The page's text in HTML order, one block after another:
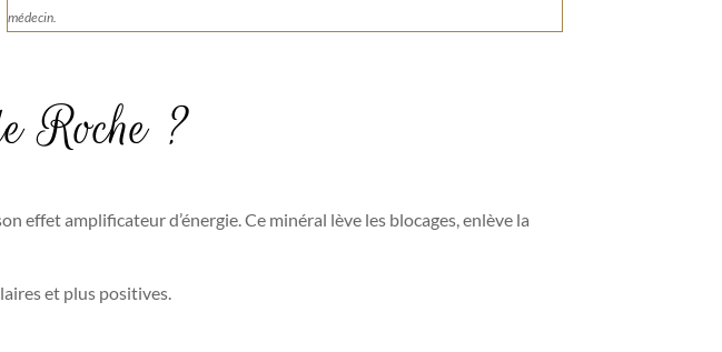
médecin.
Roche ?
effet amplificateur d’énergie. Ce minéral lève les blocages, enlève la
et plus positives.